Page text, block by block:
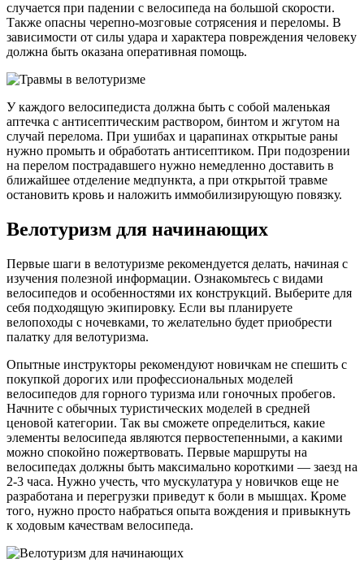
случается при падении с велосипеда на большой скорости.
Также опасны черепно-мозговые сотрясения и переломы. В
зависимости от силы удара и характера повреждения человеку
должна быть оказана оперативная помощь.
У каждого велосипедиста должна быть с собой маленькая
аптечка с антисептическим раствором, бинтом и жгутом на
случай перелома. При ушибах и царапинах открытые раны
нужно промыть и обработать антисептиком. При подозрении
на перелом пострадавшего нужно немедленно доставить в
ближайшее отделение медпункта, а при открытой травме
остановить кровь и наложить иммобилизирующую повязку.
Велотуризм для начинающих
Первые шаги в велотуризме рекомендуется делать, начиная с
изучения полезной информации. Ознакомьтесь с видами
велосипедов и особенностями их конструкций. Выберите для
себя подходящую экипировку. Если вы планируете
велопоходы с ночевками, то желательно будет приобрести
палатку для велотуризма.
Опытные инструкторы рекомендуют новичкам не спешить с
покупкой дорогих или профессиональных моделей
велосипедов для горного туризма или гоночных пробегов.
Начните с обычных туристических моделей в средней
ценовой категории. Так вы сможете определиться, какие
элементы велосипеда являются первостепенными, а какими
можно спокойно пожертвовать. Первые маршруты на
велосипедах должны быть максимально короткими — заезд на
2-3 часа. Нужно учесть, что мускулатура у новичков еще не
разработана и перегрузки приведут к боли в мышцах. Кроме
того, нужно просто набраться опыта вождения и привыкнуть
к ходовым качествам велосипеда.